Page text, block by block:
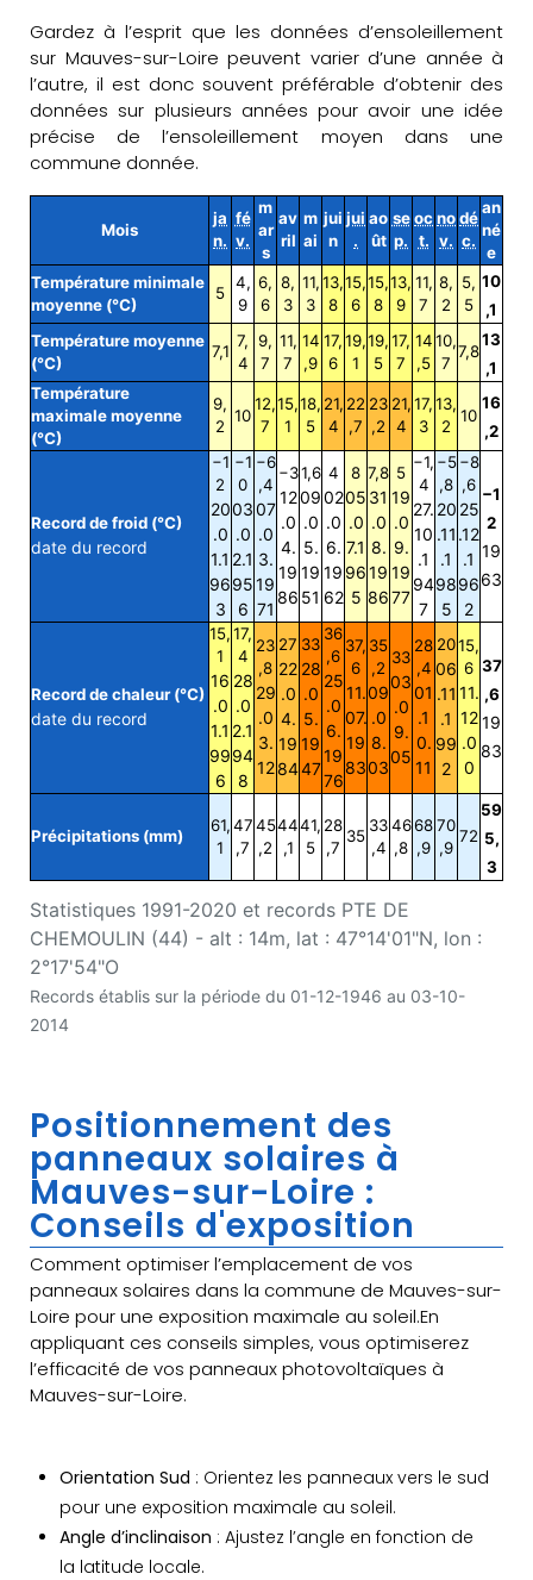
Gardez à l’esprit que les données d’ensoleillement
sur Mauves-sur-Loire peuvent varier d’une année à
l’autre, il est donc souvent préférable d’obtenir des
données sur plusieurs années pour avoir une idée
précise de l’ensoleillement moyen dans une
commune donnée.
Statistiques 1991-2020 et records PTE DE
CHEMOULIN (44) - alt : 14m, lat : 47°14'01"N, lon :
2°17'54"O
Records établis sur la période du 01-12-1946 au 03-10-
2014
Mois
ja
n.
fé
v.
m
ar
s
av
ril
m
ai
jui
n
jui
.
ao
ût
se
p.
oc
t.
no
v.
dé
c.
an
né
e
Température minimale
moyenne (°C)
5
4,
9
6,
6
8,
3
11,
3
13,
8
15,
6
15,
8
13,
9
11,
7
8,
2
5,
5
10
,1
Température moyenne
(°C)
7,1
7,
4
9,
7
11,
7
14
,9
17,
6
19,
1
19,
5
17,
7
14
,5
10,
7
7,8
13
,1
Température
maximale moyenne
(°C)
9,
2
10
12,
7
15,
1
18,
5
21,
4
22
,7
23
,2
21,
4
17,
3
13,
2
10
16
,2
Record de froid (°C)
date du record
−1
2
20
.0
1.1
96
3
−1
0
03
.0
2.1
95
6
−6
,4
07
.0
3.
19
71
−3
12
.0
4.
19
86
1,6
09
.0
5.
19
51
4
02
.0
6.
19
62
8
05
.0
7.1
96
5
7,8
31
.0
8.
19
86
5
19
.0
9.
19
77
−1,
4
27.
10
.1
94
7
−5
,8
20
.11
.1
98
5
−8
,6
25
.12
.1
96
2
−1
2
19
63
Record de chaleur (°C)
date du record
15,
1
16
.0
1.1
99
6
17,
4
28
.0
2.1
94
8
23
,8
29
.0
3.
12
27
22
.0
4.
19
84
33
28
.0
5.
19
47
36
,6
25
.0
6.
19
76
37,
6
11.
07.
19
83
35
,2
09
.0
8.
03
33
03
.0
9.
05
28
,4
01
.1
0.
11
20
06
.11
.1
99
2
15,
6
11.
12
.0
0
37
,6
19
83
Précipitations (mm)
61,
1
47
,7
45
,2
44
,1
41,
5
28
,7
35
33
,4
46
,8
68
,9
70
,9
72
59
5,
3
Positionnement des
panneaux solaires à
Mauves-sur-Loire :
Conseils d'exposition
Comment optimiser l’emplacement de vos
panneaux solaires dans la commune de Mauves-sur-
Loire pour une exposition maximale au soleil.En
appliquant ces conseils simples, vous optimiserez
l’efficacité de vos panneaux photovoltaïques à
Mauves-sur-Loire.
Orientation Sud : Orientez les panneaux vers le sud
pour une exposition maximale au soleil.
Angle d’inclinaison : Ajustez l’angle en fonction de
la latitude locale.